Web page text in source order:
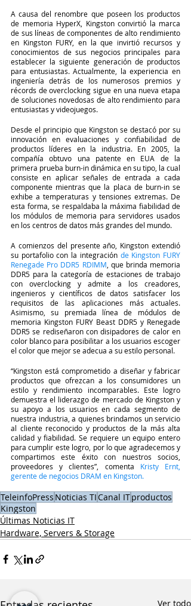
A causa del renombre que poseen los productos
de memoria HyperX, Kingston convirtió la marca
de sus líneas de componentes de alto rendimiento
en Kingston FURY, en la que invirtió recursos y
conocimientos de sus negocios principales para
establecer la siguiente generación de productos
para entusiastas. Actualmente, la experiencia en
ingeniería detrás de los numerosos premios y
récords de overclocking sigue en una nueva etapa
de soluciones novedosas de alto rendimiento para
entusiastas y videojuegos.
Desde el principio que Kingston se destacó por su
innovación en evaluaciones y confiabilidad de
productos líderes en la industria. En 2005, la
compañía obtuvo una patente en EUA de la
primera prueba burn-in dinámica en su tipo, la cual
consiste en aplicar señales de entrada a cada
componente mientras que la placa de burn-in se
exhibe a temperaturas y tensiones extremas. De
esta forma, se respaldaba la máxima fiabilidad de
los módulos de memoria para servidores usados
en los centros de datos más grandes del mundo.
A comienzos del presente año, Kingston extendió
su portafolio con la integración de Kingston FURY
Renegade Pro DDR5 RDIMM , que brinda memoria
DDR5 para la categoría de estaciones de trabajo
con overclocking y admite a los creadores,
ingenieros y científicos de datos satisfacer los
requisitos de las aplicaciones más actuales.
Asimismo, su premiada línea de módulos de
memoria Kingston FURY Beast DDR5 y Renegade
DDR5 se rediseñaron con disipadores de calor en
color blanco para posibilitar a los usuarios escoger
el color que mejor se adecua a su estilo personal.
“Kingston está comprometido a diseñar y fabricar
productos que ofrezcan a los consumidores un
estilo y rendimiento incomparables. Este logro
demuestra el liderazgo de mercado de Kingston y
su apoyo a los usuarios en cada segmento de
nuestra industria, a quienes brindamos un servicio
al cliente reconocido y productos de la más alta
calidad y fiabilidad. Se requiere un equipo entero
para cumplir este logro, por lo que agradecemos y
compartimos este éxito con nuestros socios,
proveedores y clientes”, comenta Kristy Ernt,
gerente de negocios DRAM en Kingston.
TeleinfoPress Noticias TICanal ITproductos
Kingston
Últimas Noticias IT
Hardware, Servers & Storage
Ver todo